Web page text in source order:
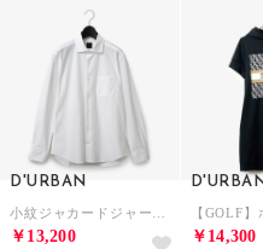
D'URBAN
￥13,200 ￥14,300